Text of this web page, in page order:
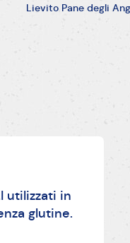
Lievito Pane degli
utilizzati in
glutine.